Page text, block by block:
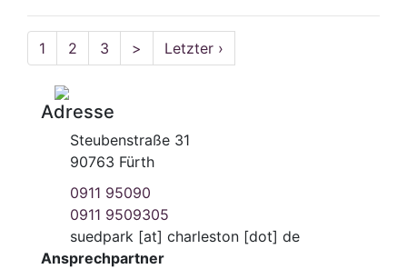
1 2 3 > Letzter ›
Adresse
Steubenstraße 31
90763 Fürth
0911 95090
0911 9509305
suedpark [at]charleston [dot] de
Ansprechpartner